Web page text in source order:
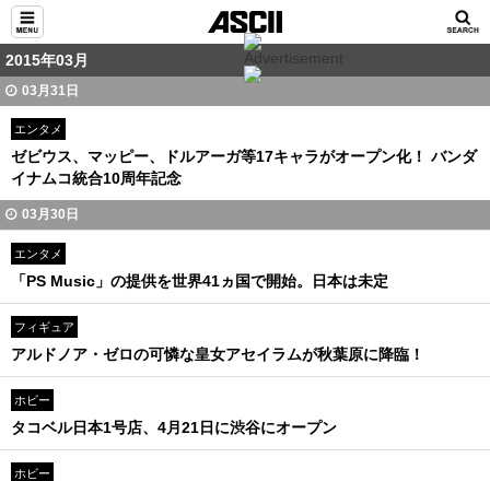
2015年03月
03月31日
エンタメ
ゼビウス、マッピー、ドルアーガ等17キャラがオープン化！ バンダ
イナムコ統合10周年記念
03月30日
エンタメ
「PS Music」の提供を世界41ヵ国で開始。日本は未定
フィギュア
アルドノア・ゼロの可憐な皇女アセイラムが秋葉原に降臨！
ホビー
タコベル日本1号店、4月21日に渋谷にオープン
ホビー